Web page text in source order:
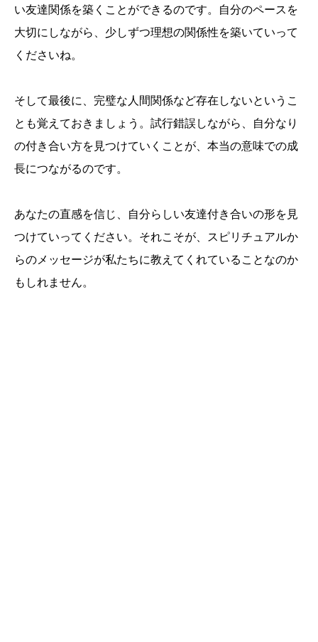
い友達関係を築くことができるのです。自分のペースを
大切にしながら、少しずつ理想の関係性を築いていって
くださいね。
そして最後に、完璧な人間関係など存在しないというこ
とも覚えておきましょう。試行錯誤しながら、自分なり
の付き合い方を見つけていくことが、本当の意味での成
長につながるのです。
あなたの直感を信じ、自分らしい友達付き合いの形を見
つけていってください。それこそが、スピリチュアルか
らのメッセージが私たちに教えてくれていることなのか
もしれません。